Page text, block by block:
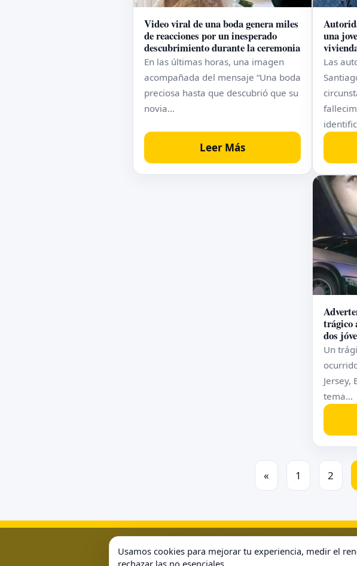
Video viral de una boda genera miles
de reacciones por un inesperado
descubrimiento durante la ceremonia
En las últimas horas, una imagen
acompañada del mensaje “Una boda
preciosa hasta que descubrió que su
novia…
Leer Más
una
Las
trágico
dos
Un
Jersey,
tema…
« 1 2
Usamos cookies para mejorar tu experiencia, medir el
rechazar las no esenciales.